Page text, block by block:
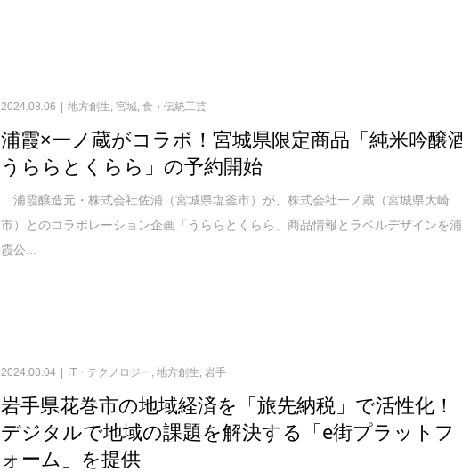
2024.08.06 地方創生,宮城,食・伝統工芸
浦霞×一ノ蔵がコラボ！宮城県限定商品「純米吟醸
うららとくらら」の予約開始
浦霞醸造元・株式会社佐浦（宮城県塩釜市）が、株式会社一ノ蔵（宮城県大崎
市）とのコラボレーション企画「うららとくらら」商品情報とラベルデザインを浦
霞公...
2024.08.04 IT・テクノロジー ,地方創生 岩手
岩手県花巻市の地域経済を「旅先納税」で活性化！
デジタルで地域の課題を解決する「e街プラットフ
ォーム」を提供